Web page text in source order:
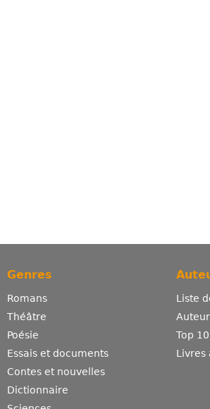
Genres
Romans
Théâtre
Poésie
Essais et documents
Contes et nouvelles
Dictionnaire
Liste
Top
Livres